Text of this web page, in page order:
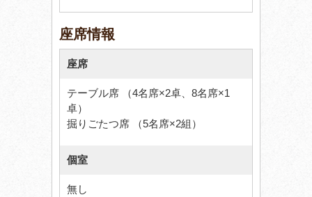
座席情報
座席
テーブル席 （4名席×2卓、8名席×1
卓）
掘りごたつ席 （5名席×2組）
個室
無し